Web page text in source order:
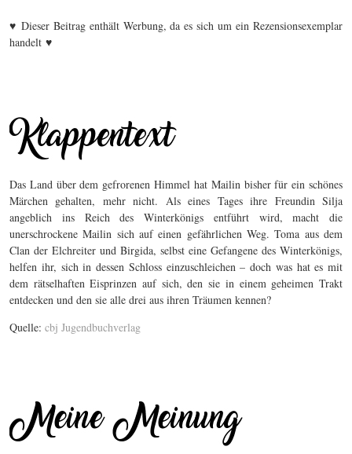
♥ Dieser Beitrag enthält Werbung, da es sich um ein Rezensionsexemplar
handelt ♥
Das Land über dem gefrorenen Himmel hat Mailin bisher für ein schönes
Märchen gehalten, mehr nicht. Als eines Tages ihre Freundin Silja
angeblich ins Reich des Winterkönigs entführt wird, macht die
unerschrockene Mailin sich auf einen gefährlichen Weg. Toma aus dem
Clan der Elchreiter und Birgida, selbst eine Gefangene des Winterkönigs,
helfen ihr, sich in dessen Schloss einzuschleichen – doch was hat es mit
dem rätselhaften Eisprinzen auf sich, den sie in einem geheimen Trakt
entdecken und den sie alle drei aus ihren Träumen kennen?
Quelle: cbj Jugendbuchverlag